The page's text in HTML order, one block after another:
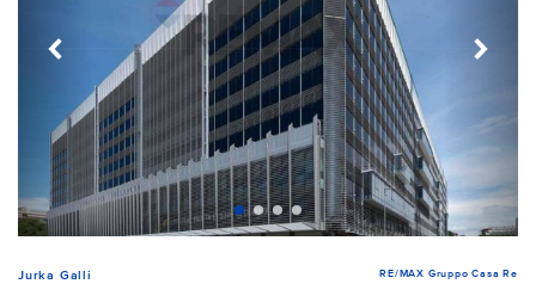
Jurka Galli RE/MAX Gruppo Casa Re